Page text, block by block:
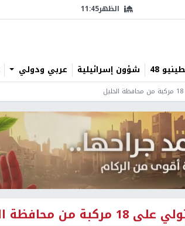
الظهر11:45
48 شؤون إسرائيلية عربي ودولي
الخليل